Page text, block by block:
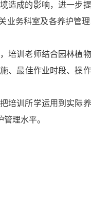
造成的影响，进一步
业务科室及各养护管
培训老师结合园林植
、最佳作业时段、操作
培训所学运用到实际
理水平。